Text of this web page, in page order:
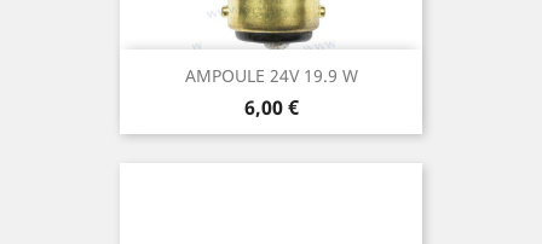
AMPOULE 24V 19.9 W
Prix
6,00 €